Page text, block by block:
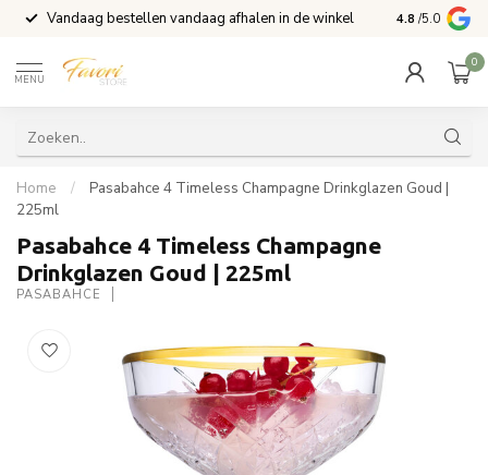
Vandaag bestellen vandaag afhalen in de winkel Voor 15:00
4.8 /5.0
MENU
0
Home /
Pasabahce 4 Timeless Champagne Drinkglazen Goud |
225ml
Pasabahce 4 Timeless Champagne
Drinkglazen Goud | 225ml
PASABAHCE